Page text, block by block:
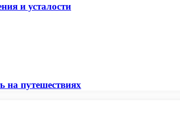
и усталости
на путешествиях